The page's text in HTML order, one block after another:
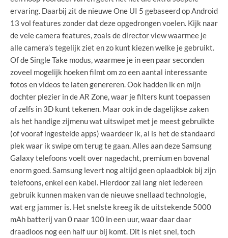
ervaring. Daarbij zit de nieuwe One UI 5 gebaseerd op Android
13 vol features zonder dat deze opgedrongen voelen. Kijk naar
de vele camera features, zoals de director view waarmee je
alle camera’s tegelijk ziet en zo kunt kiezen welke je gebruikt.
Of de Single Take modus, waarmee je in een paar seconden
zoveel mogelijk hoeken filmt om zo een aantal interessante
fotos en videos te laten genereren. Ook hadden ik en mijn
dochter plezier in de AR Zone, waar je filters kunt toepassen
of zelfs in 3D kunt tekenen. Maar ook in de dagelijkse zaken
als het handige zijmenu wat uitswipet met je meest gebruikte
(of vooraf ingestelde apps) waardeer ik, al is het de standaard
plek waar ik swipe om terug te gaan. Alles aan deze Samsung
Galaxy telefoons voelt over nagedacht, premium en bovenal
enorm goed. Samsung levert nog altijd geen oplaadblok bij zijn
telefoons, enkel een kabel. Hierdoor zal lang niet iedereen
gebruik kunnen maken van de nieuwe snellaad technologie,
wat erg jammer is. Het snelste kreeg ik de uitstekende 5000
mAh batterij van 0 naar 100 in een uur, waar daar daar
draadloos nog een half uur bij komt. Dit is niet snel, toch